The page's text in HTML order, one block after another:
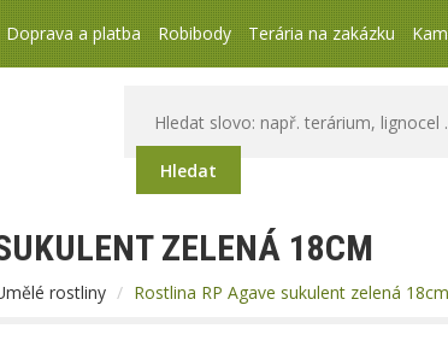
Doprava a platba Robibody Terária na zakázku
Hledat
ZELENÁ 18CM
rostliny Rostlina RP Agave sukulent zelená 18cm